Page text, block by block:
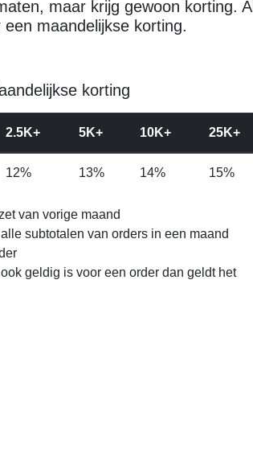
maar krijg gewoon korting. Al
maandelijkse korting.
korting
2.5K+ 5K+ 10K+ 25K+
12% 13% 14% 15%
van vorige maand
subtotalen van orders in een maand
geldig is voor een order dan geldt het